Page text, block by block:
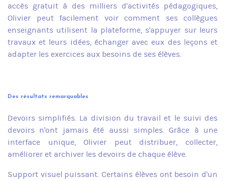
accès gratuit à des milliers d'activités pédagogiques,
Olivier peut facilement voir comment ses collègues
enseignants utilisent la plateforme, s'appuyer sur leurs
travaux et leurs idées, échanger avec eux des leçons et
adapter les exercices aux besoins de ses élèves.
Des résultats remarquables
Devoirs simplifiés. La division du travail et le suivi des
devoirs n'ont jamais été aussi simples. Grâce à une
interface unique, Olivier peut distribuer, collecter,
améliorer et archiver les devoirs de chaque élève.
Support visuel puissant. Certains élèves ont besoin d'un